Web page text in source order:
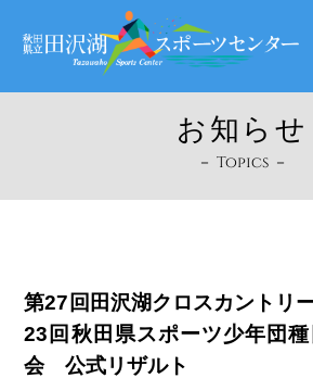
お知らせ
－ Topics －
第27回田沢湖クロスカントリ
23回秋田県スポーツ少年団
会 公式リザルト